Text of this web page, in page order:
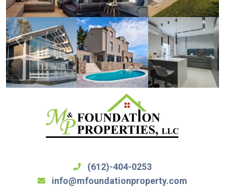
(612)-404-0253
info@mfoundationproperty.com